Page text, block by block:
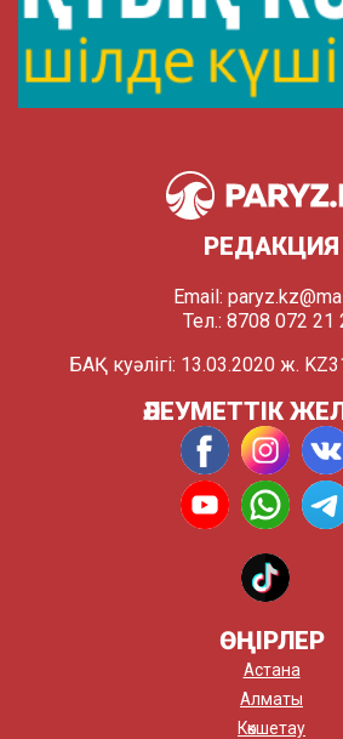
РЕДАКЦИЯ
Email:
Тел.: 8708 072 21
БАҚ куәлігі: 13.03.2020 ж.
ӘЛЕУМЕТТІК
ӨҢІРЛЕР
Астана
Алматы
Көкшетау